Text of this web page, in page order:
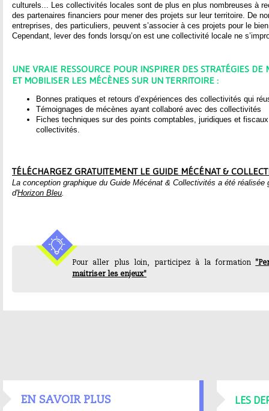
culturels... Les collectivités locales sont de plus en plus nombreuses à
des partenaires financiers pour mener des projets sur leur territoire. De
entreprises, des particuliers, peuvent s’associer à ces projets pour le
Cependant, lever des fonds lorsqu’on est une collectivité locale ne
UNE VRAIE RESSOURCE POUR INSPIRER DES STRATÉGIES DE
ET MOBILISER LES MÉCÈNES SUR UN TERRITOIRE :
Bonnes pratiques et retours d’expériences des collectivités qui
Témoignages de mécènes ayant collaboré avec des collectivités
Fiches techniques sur des points comptables, juridiques et
collectivités. ​
TÉLÉCHARGEZ GRATUITEMENT LE GUIDE MÉCÉNAT &
La conception graphique du Guide Mécénat & Collectivités a été
d'Horizon Bleu
Pour aller plus loin, participez à la formation
maitriser les enjeux"
EN SAVOIR PLUS
LES